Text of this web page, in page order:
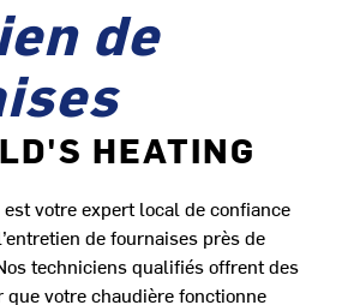
de
HEATING
est votre expert local de confiance
de fournaises près de
techniciens qualifiés offrent des
votre chaudière fonctionne